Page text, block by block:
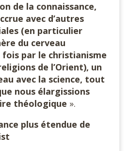
de la connaissance,
avec d’autres
(en particulier
du cerveau
par le christianisme
de l’Orient), un
avec la science, tout
nous élargissions
théologique ».
plus étendue de